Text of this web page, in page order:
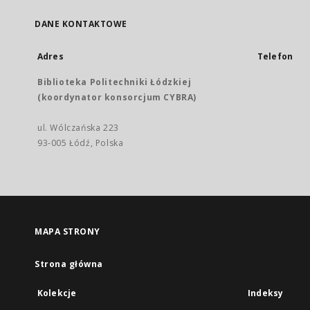
DANE KONTAKTOWE
Adres
Biblioteka Politechniki Łódzkiej
(koordynator konsorcjum CYBRA)
ul. Wólczańska 223
93-005 Łódź, Polska
Telefon
MAPA STRONY
Strona główna
Kolekcje Indeksy